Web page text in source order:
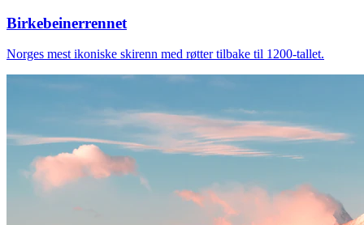
Birkebeinerrennet
Norges mest ikoniske skirenn med røtter tilbake til 1200-tallet.